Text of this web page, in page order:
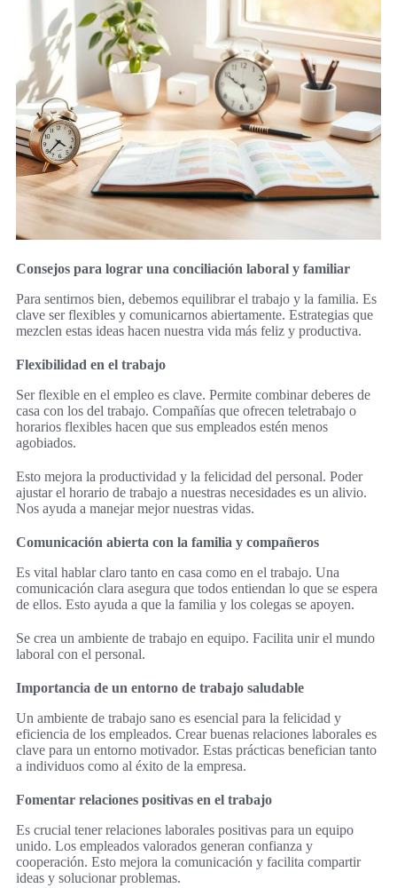
Consejos para lograr una conciliación laboral y familiar
Para sentirnos bien, debemos equilibrar el trabajo y la familia. Es
clave ser flexibles y comunicarnos abiertamente. Estrategias que
mezclen estas ideas hacen nuestra vida más feliz y productiva.
Flexibilidad en el trabajo
Ser flexible en el empleo es clave. Permite combinar deberes de
casa con los del trabajo. Compañías que ofrecen teletrabajo o
horarios flexibles hacen que sus empleados estén menos
agobiados.
Esto mejora la productividad y la felicidad del personal. Poder
ajustar el horario de trabajo a nuestras necesidades es un alivio.
Nos ayuda a manejar mejor nuestras vidas.
Comunicación abierta con la familia y compañeros
Es vital hablar claro tanto en casa como en el trabajo. Una
comunicación clara asegura que todos entiendan lo que se espera
de ellos. Esto ayuda a que la familia y los colegas se apoyen.
Se crea un ambiente de trabajo en equipo. Facilita unir el mundo
laboral con el personal.
Importancia de un entorno de trabajo saludable
Un ambiente de trabajo sano es esencial para la felicidad y
eficiencia de los empleados. Crear buenas relaciones laborales es
clave para un entorno motivador. Estas prácticas benefician tanto
a individuos como al éxito de la empresa.
Fomentar relaciones positivas en el trabajo
Es crucial tener relaciones laborales positivas para un equipo
unido. Los empleados valorados generan confianza y
cooperación. Esto mejora la comunicación y facilita compartir
ideas y solucionar problemas.